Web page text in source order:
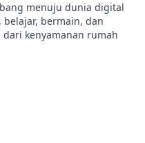
menuju dunia digital
bermain, dan
kenyamanan rumah